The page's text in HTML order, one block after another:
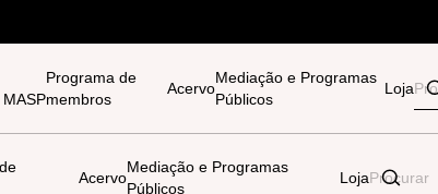
Programa de
membros
Acervo
Mediação e Programas
Públicos
Loja
Acervo
Mediação e Programas
Públicos
Loja